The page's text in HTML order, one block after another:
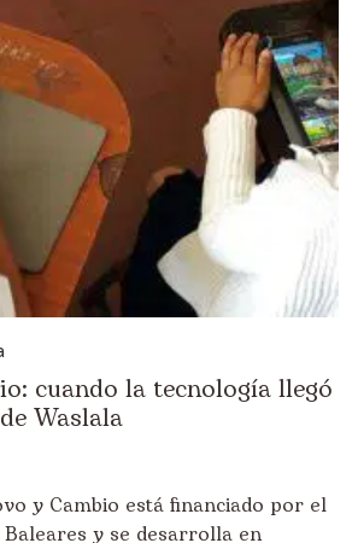
cuando la tecnología llegó
Waslala
y Cambio está financiado por el
y se desarrolla en